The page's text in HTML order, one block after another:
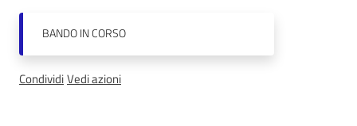
BANDOIN CORSO
CondividiVedi azioni